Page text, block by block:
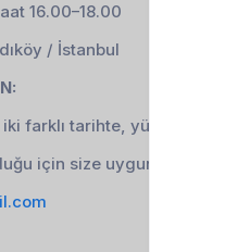
16.00–18.00
/ İstanbul
farklı tarihte, yüz yüze
için size uygun tarih